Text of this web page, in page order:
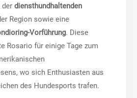
derdiensthundhaltenden
Region sowie eine
Vorführung. Diese
Rosario für einige Tage zum
wo sich Enthusiasten aus
des Hundesports trafen.